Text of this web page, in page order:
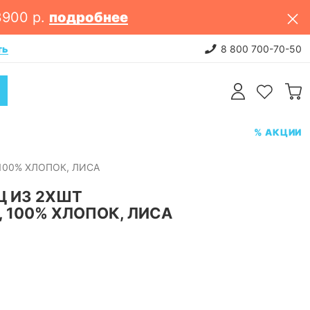
р. подробнее
НОВИНКИ: постельное белье.
8 800 700-70-50
% АКЦИИ
ХЛОПОК, ЛИСА
ИЗ 2ХШТ
ХЛОПОК, ЛИСА